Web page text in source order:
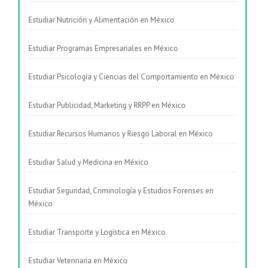
Estudiar Nutrición y Alimentación en México
Estudiar Programas Empresariales en México
Estudiar Psicología y Ciencias del Comportamiento en México
Estudiar Publicidad, Marketing y RRPP en México
Estudiar Recursos Humanos y Riesgo Laboral en México
Estudiar Salud y Medicina en México
Estudiar Seguridad, Criminología y Estudios Forenses en
México
Estudiar Transporte y Logística en México
Estudiar Veterinaria en México